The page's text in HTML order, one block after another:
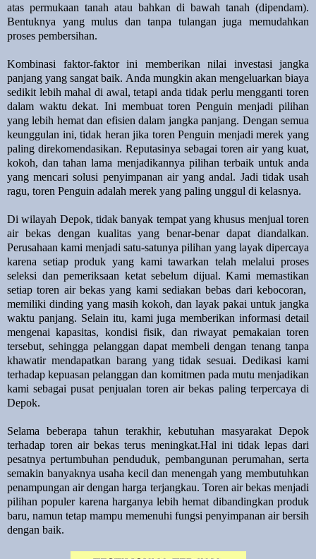
atas permukaan tanah atau bahkan di bawah tanah (dipendam).
Bentuknya yang mulus dan tanpa tulangan juga memudahkan
proses pembersihan.
Kombinasi faktor-faktor ini memberikan nilai investasi jangka
panjang yang sangat baik. Anda mungkin akan mengeluarkan biaya
sedikit lebih mahal di awal, tetapi anda tidak perlu mengganti toren
dalam waktu dekat. Ini membuat toren Penguin menjadi pilihan
yang lebih hemat dan efisien dalam jangka panjang. Dengan semua
keunggulan ini, tidak heran jika toren Penguin menjadi merek yang
paling direkomendasikan. Reputasinya sebagai toren air yang kuat,
kokoh, dan tahan lama menjadikannya pilihan terbaik untuk anda
yang mencari solusi penyimpanan air yang andal. Jadi tidak usah
ragu, toren Penguin adalah merek yang paling unggul di kelasnya.
Di wilayah Depok, tidak banyak tempat yang khusus menjual toren
air bekas dengan kualitas yang benar-benar dapat diandalkan.
Perusahaan kami menjadi satu-satunya pilihan yang layak dipercaya
karena setiap produk yang kami tawarkan telah melalui proses
seleksi dan pemeriksaan ketat sebelum dijual. Kami memastikan
setiap toren air bekas yang kami sediakan bebas dari kebocoran,
memiliki dinding yang masih kokoh, dan layak pakai untuk jangka
waktu panjang. Selain itu, kami juga memberikan informasi detail
mengenai kapasitas, kondisi fisik, dan riwayat pemakaian toren
tersebut, sehingga pelanggan dapat membeli dengan tenang tanpa
khawatir mendapatkan barang yang tidak sesuai. Dedikasi kami
terhadap kepuasan pelanggan dan komitmen pada mutu menjadikan
kami sebagai pusat penjualan toren air bekas paling terpercaya di
Depok.
Selama beberapa tahun terakhir, kebutuhan masyarakat Depok
terhadap toren air bekas terus meningkat.Hal ini tidak lepas dari
pesatnya pertumbuhan penduduk, pembangunan perumahan, serta
semakin banyaknya usaha kecil dan menengah yang membutuhkan
penampungan air dengan harga terjangkau. Toren air bekas menjadi
pilihan populer karena harganya lebih hemat dibandingkan produk
baru, namun tetap mampu memenuhi fungsi penyimpanan air bersih
dengan baik.